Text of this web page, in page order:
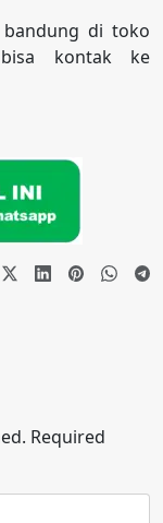
di toko
kontak ke
Required